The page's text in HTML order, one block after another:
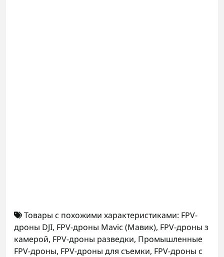
Товары с похожими характеристиками: FPV-
дроны DJI, FPV-дроны Mavic (Мавик), FPV-дроны з
камерой, FPV-дроны разведки, Промышленные
FPV-дроны, FPV-дроны для съемки, FPV-дроны с